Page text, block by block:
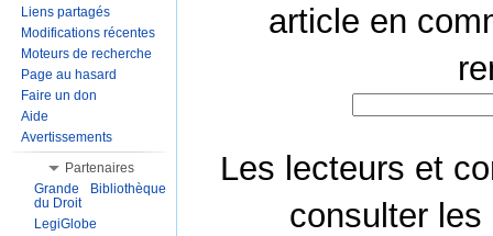
article en
Les lecteurs et
consulter les
Liens partagés
Modifications récentes
Moteurs de recherche
Page au hasard
Faire un don
Aide
Avertissements
Partenaires
Grande Bibliothèque
du Droit
LegiGlobe